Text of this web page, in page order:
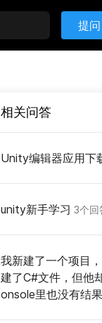
提问
相关问答
Unity编辑器应用下
unity新手学习 3个回
我新建了一个项目
建了C#文件，但他
onsole里也没有结